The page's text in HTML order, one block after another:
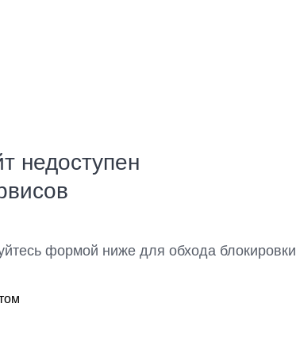
недоступен
формой ниже для обхода блокировки